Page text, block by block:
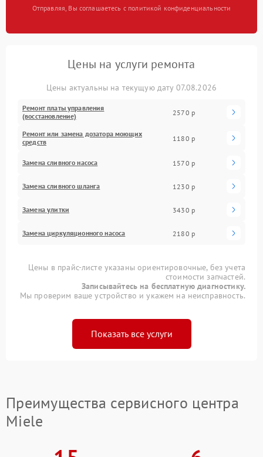
Отправляя, Вы соглашаетесь с политикой конфиденциальности
Цены на услуги ремонта
Цены актуальны на текущую дату 07.08.2026
Ремонт платы управления
(восстановление)
2570 р
Ремонт или замена дозатора моющих
средств
1180 р
Замена сливного насоса 1570 р
Замена сливного шланга 1230 р
Замена улитки 3430 р
Замена циркуляционного насоса 2180 р
Цены в прайс-листе указаны ориентировочные, без учета
стоимости запчастей.
Записывайтесь на бесплатную диагностику.
Мы проверим ваше устройство и укажем на неисправность.
Показать все услуги
Преимущества сервисного центра
Miele